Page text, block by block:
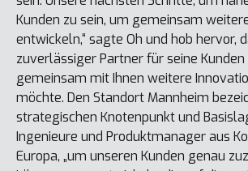
Kunden zu sein, um gemeinsam
entwickeln,“ sagte Oh und hob hervor,
zuverlässiger Partner für seine
gemeinsam mit Ihnen weitere
möchte. Den Standort Mannheim
strategischen Knotenpunkt und
Ingenieure und Produktmanager aus
Europa, „um unseren Kunden genau